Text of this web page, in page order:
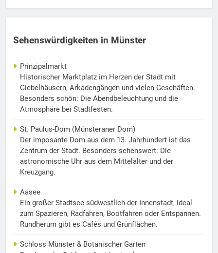
Sehenswürdigkeiten in Münster
Prinzipalmarkt
Historischer Marktplatz im Herzen der Stadt mit
Giebelhäusern, Arkadengängen und vielen Geschäften.
Besonders schön: Die Abendbeleuchtung und die
Atmosphäre bei Stadtfesten.
St. Paulus-Dom (Münsteraner Dom)
Der imposante Dom aus dem 13. Jahrhundert ist das
Zentrum der Stadt. Besonders sehenswert: Die
astronomische Uhr aus dem Mittelalter und der
Kreuzgang.
Aasee
Ein großer Stadtsee südwestlich der Innenstadt, ideal
zum Spazieren, Radfahren, Bootfahren oder Entspannen.
Rundherum gibt es Cafés und Grünflächen.
Schloss Münster & Botanischer Garten